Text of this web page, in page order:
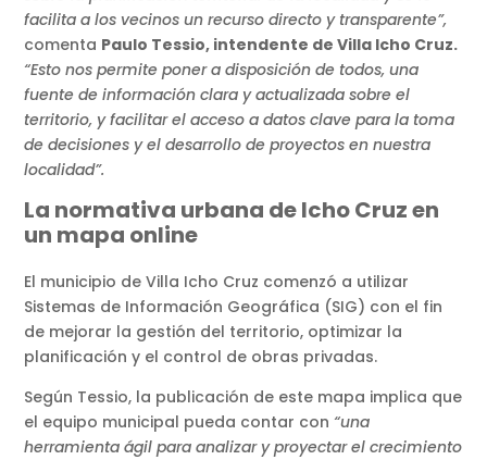
facilita a los vecinos un recurso directo y transparente”,
comenta Paulo Tessio, intendente de Villa Icho Cruz.
“Esto nos permite poner a disposición de todos, una
fuente de información clara y actualizada sobre el
territorio, y facilitar el acceso a datos clave para la toma
de decisiones y el desarrollo de proyectos en nuestra
localidad”.
La normativa urbana de Icho Cruz en
un mapa online
El municipio de Villa Icho Cruz comenzó a utilizar
Sistemas de Información Geográfica (SIG) con el fin
de mejorar la gestión del territorio, optimizar la
planificación y el control de obras privadas.
Según Tessio, la publicación de este mapa implica que
el equipo municipal pueda contar con “una
herramienta ágil para analizar y proyectar el crecimiento